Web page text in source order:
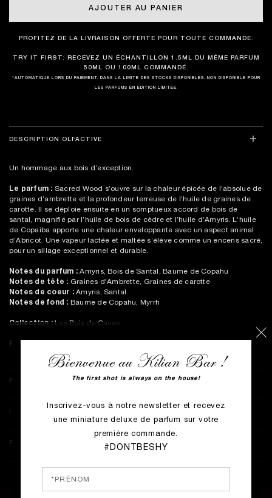
AJOUTER AU PANIER
PROFITEZ DE LA LIVRAISON OFFERTE POUR TOUTE COMMANDE.
TRY IT FIRST: RECEVEZ UN ÉCHANTILLON 1.5ML DU MÊME PARFUM
50ML OU 100ML COMMANDÉ.
*AUTOMATIQUE LORS DU PAIEMENT. DANS LA LIMITE DES STOCKS DISPONIBLES. NON DISPONIBLE POUR
LES PARFUMS EN ÉDITION LIMITÉE.
DESCRIPTION OLFACTIVE
Un hommage aux bois d’exception.
Le parfum : Sacred Wood s’ouvre sur la chaleur épicée de l’absolue de
graines d’ambrette et la profondeur terreuse de l’huile de graines de
carotte. Il se déploie ensuite en un somptueux accord de bois de
santal, magnifié par l’huile de bois de cèdre et l’huile d’Amyris. L’huile
de Copaiba apporte une chaleur enveloppante avec un aspect animal
d’Abricot. Une vapeur lactée et maltée s’élève comme un encens sacré,
pour un sillage exceptionnel et durable.
Notes du parfum : Amyris, Bois de Santal, Baume de Copahu
Notes de tête : Graines d'Ambrette, Graines de carotte
Notes de coeur :Amyris, Santal
Notes de fond : Baume de Copahu, Myrrh
Collection :Les Bois de Caves.
Parfumeur :
PLUS DE DÉTAILS
RETOURS & LIVRAISON
Bienvenue au Kilian Bar !
The first shot is always on the house!
Inscrivez-vous à notre newsletter et recevez
une miniature deluxe de parfum sur votre
première commande.
#DONTBESHY